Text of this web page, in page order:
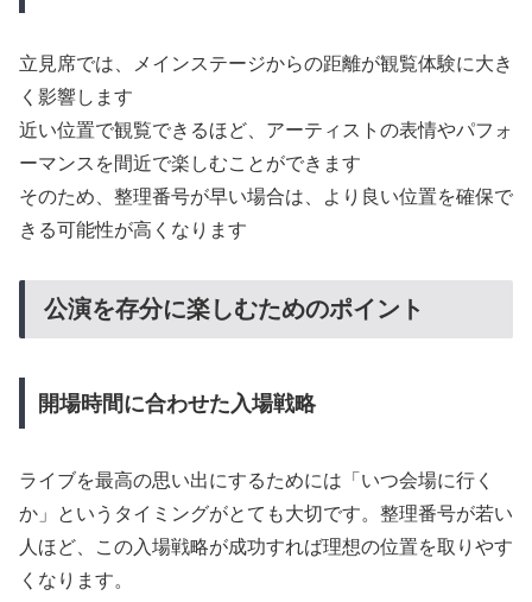
立見席では、メインステージからの距離が観覧体験に大き
く影響します
近い位置で観覧できるほど、アーティストの表情やパフォ
ーマンスを間近で楽しむことができます
そのため、整理番号が早い場合は、より良い位置を確保で
きる可能性が高くなります
公演を存分に楽しむためのポイント
開場時間に合わせた入場戦略
ライブを最高の思い出にするためには「いつ会場に行く
か」というタイミングがとても大切です。整理番号が若い
人ほど、この入場戦略が成功すれば理想の位置を取りやす
くなります。